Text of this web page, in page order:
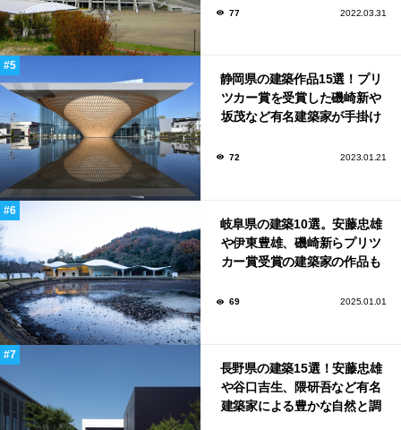
77 2022.03.31
静岡県の建築作品15選！プリ
ツカー賞を受賞した磯崎新や
坂茂など有名建築家が手掛け
72 2023.01.21
岐阜県の建築10選。安藤忠雄
や伊東豊雄、磯崎新らプリツ
カー賞受賞の建築家の作品も
69 2025.01.01
長野県の建築15選！安藤忠雄
や谷口吉生、隈研吾など有名
建築家による豊かな自然と調